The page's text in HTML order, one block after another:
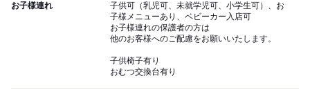
お子様連れ
子供可（乳児可、未就学児可、小学生可）、お
子様メニューあり、ベビーカー入店可
お子様連れの保護者の方は
他のお客様へのご配慮をお願いいたします。
子供椅子有り
おむつ交換台有り